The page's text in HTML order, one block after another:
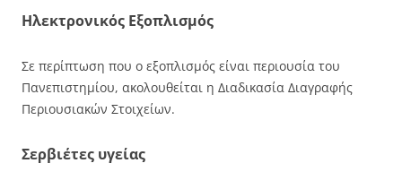
Ηλεκτρονικός Εξοπλισμός
Σε περίπτωση που ο εξοπλισμός είναι περιουσία του
Πανεπιστημίου, ακολουθείται η Διαδικασία Διαγραφής
Περιουσιακών Στοιχείων.
Σερβιέτες υγείας